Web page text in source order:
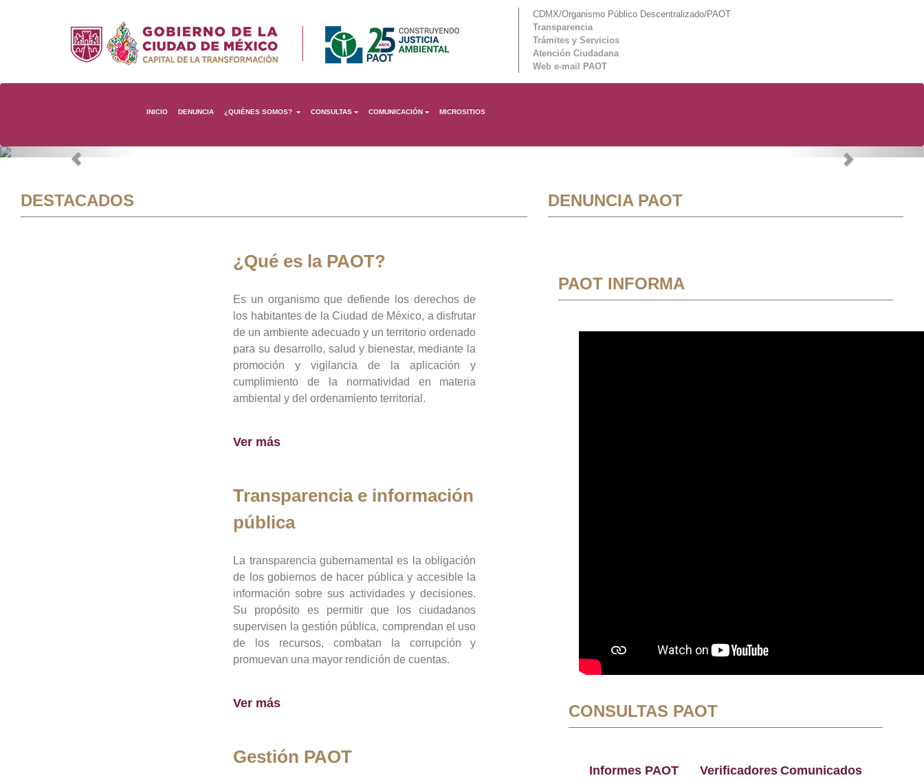
CDMX/Organismo Público Descentralizado/PAOT
Transparencia
Trámites y Servicios
Atención Ciudadana
Web e-mail PAOT
INICIO DENUNCIA ¿QUIÉNES SOMOS? CONSULTAS COMUNICACIÓN MICROSITIOS
Previous Next
DESTACADOS
¿Qué es la PAOT?
Es un organismo que defiende los derechos de
los habitantes de la Ciudad de México, a disfrutar
de un ambiente adecuado y un territorio ordenado
para su desarrollo, salud y bienestar, mediante la
promoción y vigilancia de la aplicación y
cumplimiento de la normatividad en materia
ambiental y del ordenamiento territorial.
Ver más
Transparencia e información
pública
La transparencia gubernamental es la obligación
de los gobiernos de hacer pública y accesible la
información sobre sus actividades y decisiones.
Su propósito es permitir que los ciudadanos
supervisen la gestión pública, comprendan el uso
de los recursos, combatan la corrupción y
promuevan una mayor rendición de cuentas.
Ver más
Gestión PAOT
DENUNCIA PAOT
PAOT INFORMA
CONSULTAS PAOT
Informes PAOT
Verificadores Comunicados